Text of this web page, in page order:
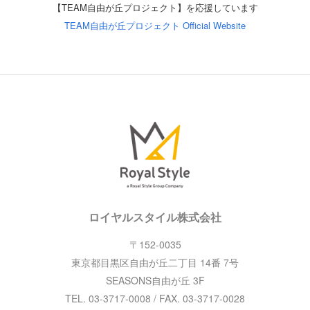
【TEAM自由が丘プロジェクト】を応援しています
TEAM自由が丘プロジェクト Official Website
ロイヤルスタイル株式会社
〒152-0035
東京都目黒区自由が丘二丁目 14番 7号
SEASONS自由が丘 3F
TEL. 03-3717-0008 / FAX. 03-3717-0028